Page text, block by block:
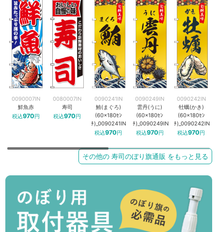
0090007IN
鮮魚赤
税込970円
0080007IN
寿司
税込970円
0090241IN
鮪(まぐろ)
(60×180ｾﾝ
ﾁ)_0090241IN
税込970円
0090249IN
雲丹(うに)
(60×180ｾﾝ
ﾁ)_0090249IN
税込970円
0090242IN
牡蠣(かき)
(60×180ｾﾝ
ﾁ)_0090242IN
税込970円
その他の 寿司のぼり旗通販 をもっと見る